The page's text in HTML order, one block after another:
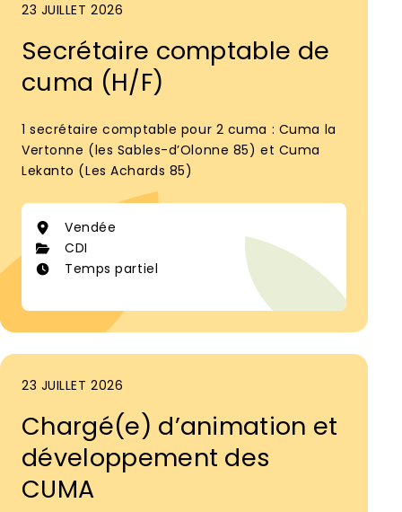
23 JUILLET 2026
Secrétaire comptable de
cuma (H/F)
1 secrétaire comptable pour 2 cuma : Cuma la
Vertonne (les Sables-d’Olonne 85) et Cuma
Lekanto (Les Achards 85)
Vendée
CDI
Temps partiel
23 JUILLET 2026
Chargé(e) d’animation et
développement des
CUMA